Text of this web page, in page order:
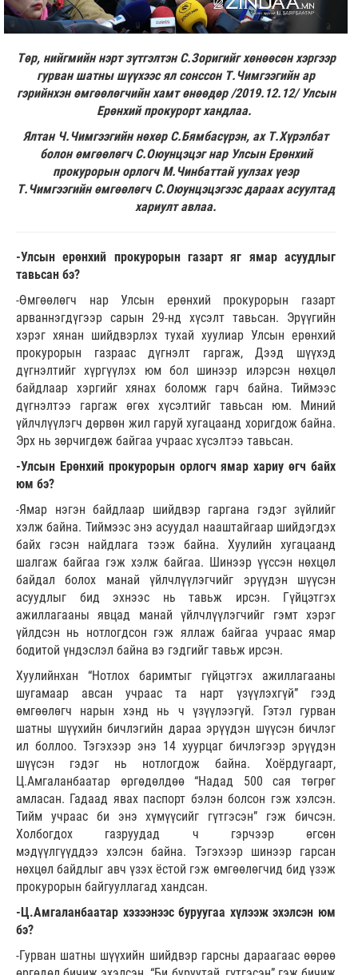
Төр, нийгмийн нэрт зүтгэлтэн С.Зоригийг хөнөөсөн хэргээр
гурван шатны шүүхээс ял сонссон Т.Чимгээгийн ар
гэрийнхэн өмгөөлөгчийн хамт өнөөдөр /2019.12.12/ Улсын
Ерөнхий прокурорт хандлаа.
Ялтан Ч.Чимгээгийн нөхөр С.Бямбасүрэн, ах Т.Хүрэлбат
болон өмгөөлөгч С.Оюунцэцэг нар Улсын Ерөнхий
прокурорын орлогч М.Чинбаттай уулзах үеэр
Т.Чимгээгийн өмгөөлөгч С.Оюунцэцэгээс дараах асуултад
хариулт авлаа.
-Улсын ерөнхий прокурорын газарт яг ямар асуудлыг
тавьсан бэ?
-Өмгөөлөгч нар Улсын ерөнхий прокурорын газарт
арваннэгдүгээр сарын 29-нд хүсэлт тавьсан. Эрүүгийн
хэрэг хянан шийдвэрлэх тухай хуулиар Улсын ерөнхий
прокурорын газраас дүгнэлт гаргаж, Дээд шүүхэд
дүгнэлтийг хүргүүлэх юм бол шинээр илэрсэн нөхцөл
байдлаар хэргийг хянах боломж гарч байна. Тиймээс
дүгнэлтээ гаргаж өгөх хүсэлтийг тавьсан юм. Миний
үйлчлүүлэгч дөрвөн жил гаруй хугацаанд хоригдож байна.
Эрх нь зөрчигдөж байгаа учраас хүсэлтээ тавьсан.
-Улсын Ерөнхий прокурорын орлогч ямар хариу өгч байх
юм бэ?
-Ямар нэгэн байдлаар шийдвэр гаргана гэдэг зүйлийг
хэлж байна. Тиймээс энэ асуудал нааштайгаар шийдэгдэх
байх гэсэн найдлага тээж байна. Хуулийн хугацаанд
шалгаж байгаа гэж хэлж байгаа. Шинээр үүссэн нөхцөл
байдал болох манай үйлчлүүлэгчийг эрүүдэн шүүсэн
асуудлыг бид эхнээс нь тавьж ирсэн. Гүйцэтгэх
ажиллагааны явцад манай үйлчлүүлэгчийг гэмт хэрэг
үйлдсэн нь нотлогдсон гэж яллаж байгаа учраас ямар
бодитой үндэслэл байна вэ гэдгийг тавьж ирсэн.
Хуулийнхан “Нотлох баримтыг гүйцэтгэх ажиллагааны
шугамаар авсан учраас та нарт үзүүлэхгүй” гээд
өмгөөлөгч нарын хэнд нь ч үзүүлээгүй. Гэтэл гурван
шатны шүүхийн бичлэгийн дараа эрүүдэн шүүсэн бичлэг
ил боллоо. Тэгэхээр энэ 14 хуурцаг бичлэгээр эрүүдэн
шүүсэн гэдэг нь нотлогдож байна. Хоёрдугаарт,
Ц.Амгаланбаатар өргөдөлдөө “Надад 500 сая төгрөг
амласан. Гадаад явах паспорт бэлэн болсон гэж хэлсэн.
Тийм учраас би энэ хүмүүсийг гүтгэсэн” гэж бичсэн.
Холбогдох газруудад ч гэрчээр өгсөн
мэдүүлгүүддээ хэлсэн байна. Тэгэхээр шинээр гарсан
нөхцөл байдлыг авч үзэх ёстой гэж өмгөөлөгчид бид үзэж
прокурорын байгууллагад хандсан.
-Ц.Амгаланбаатар хэзээнээс буруугаа хүлээж эхэлсэн юм
бэ?
-Гурван шатны шүүхийн шийдвэр гарсны дараагаас өөрөө